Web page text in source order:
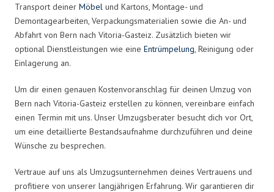
Transport deiner Möbel und Kartons, Montage- und
Demontagearbeiten, Verpackungsmaterialien sowie die An- und
Abfahrt von Bern nach Vitoria-Gasteiz. Zusätzlich bieten wir
optional Dienstleistungen wie eine Entrümpelung, Reinigung oder
Einlagerung an.
Um dir einen genauen Kostenvoranschlag für deinen Umzug von
Bern nach Vitoria-Gasteiz erstellen zu können, vereinbare einfach
einen Termin mit uns. Unser Umzugsberater besucht dich vor Ort,
um eine detaillierte Bestandsaufnahme durchzuführen und deine
Wünsche zu besprechen.
Vertraue auf uns als Umzugsunternehmen deines Vertrauens und
profitiere von unserer langjährigen Erfahrung. Wir garantieren dir